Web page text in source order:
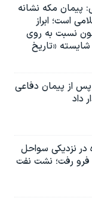
پیمان مکه نشانه
است؛ ابراز
نسبت به روی
«تاریخ
از پیمان دفاعی
داد
نزدیکی سواحل
فرو رفت؛ نشت نفت